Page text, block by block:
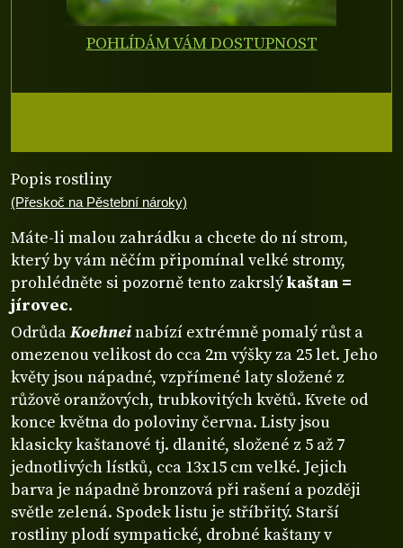
Popis rostliny
(Přeskoč na Pěstební nároky)
Máte-li malou zahrádku a chcete do ní strom,
který by vám něčím připomínal velké stromy,
prohlédněte si pozorně tento zakrslýkaštan =
jírovec.
OdrůdaKoehneinabízí extrémně pomalý růst a
omezenou velikost do cca 2m výšky za 25 let. Jeho
květy jsou nápadné, vzpřímené laty složené z
růžově oranžových, trubkovitých květů. Kvete od
konce května do poloviny června. Listy jsou
klasicky kaštanové tj. dlanité, složené z 5 až 7
jednotlivých lístků, cca 13x15 cm velké. Jejich
barva je nápadně bronzová při rašení a později
světle zelená. Spodek listu je stříbřitý. Starší
rostliny plodí sympatické, drobné kaštany v
POHLÍDÁM VÁM DOSTUPNOST